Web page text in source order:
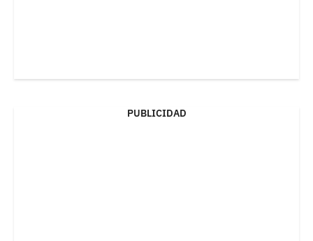
PUBLICIDAD